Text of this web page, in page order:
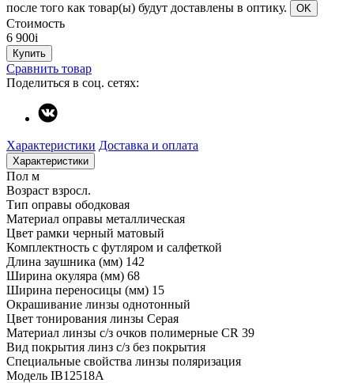
после того как товар(ы) будут доставлены в оптику.
OK
Стоимость
6 900i
Купить
Сравнить товар
Поделиться в соц. сетях:
Характеристики Доставка и оплата
Характеристики
Пол м
Возраст взросл.
Тип оправы ободковая
Материал оправы металлическая
Цвет рамки черный матовый
Комплектность с футляром и салфеткой
Длина заушника (мм) 142
Ширина окуляра (мм) 68
Ширина переносицы (мм) 15
Окрашивание линзы однотонный
Цвет тонирования линзы Серая
Материал линзы с/з очков полимерные CR 39
Вид покрытия линз с/з без покрытия
Специальные свойства линзы поляризация
Модель IB12518A